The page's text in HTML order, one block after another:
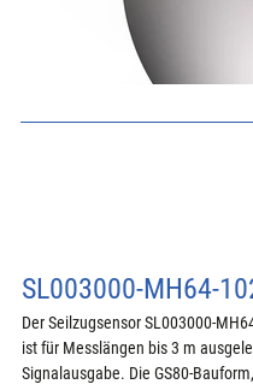
SL003000-MH64-
Der Seilzugsensor SL003000-
ist für Messlängen bis 3 m
Signalausgabe. Die GS80-